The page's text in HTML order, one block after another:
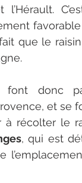
que le
font donc
et se
à récolter le
, qui est